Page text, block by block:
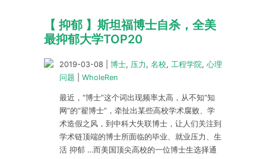
【 抑郁 】斯坦福博士自杀，全美
最抑郁大学TOP20
2019-03-08 博士, 压力 , 名校, 工程学院, 心理
问题
WholeRen
最近，“博士”这个词出现频率太高，从不知“知
网”的“翟博士”，牵扯出某些高校学术腐败、学
术造假之风，到中科大失联博士，让人们关注到
学术链顶端的博士所面临的毕业、就业压力、生
活 抑郁 …而美国顶尖高校的一位博士生选择通